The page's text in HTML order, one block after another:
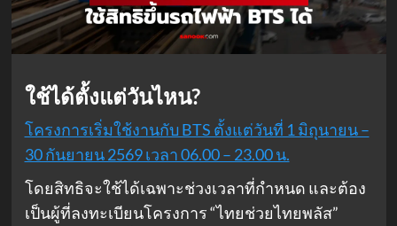
ใช้ได้ตั้งแต่วันไหน?
โครงการเริ่มใช้งานกับ BTS ตั้งแต่วันที่ 1 มิถุนายน –
30 กันยายน 2569 เวลา 06.00 – 23.00 น.
โดยสิทธิจะใช้ได้เฉพาะช่วงเวลาที่กำหนด และต้อง
เป็นผู้ที่ลงทะเบียนโครงการ “ไทยช่วยไทยพลัส”